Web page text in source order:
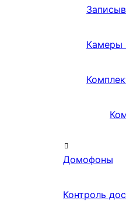
Камеры
Домофоны
Контроль